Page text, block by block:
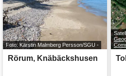
Foto: Kärstin Malmberg Persson/SGU -
Rörum, Knäbäckshusen